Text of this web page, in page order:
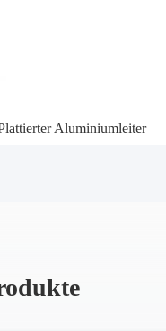
Aluminiumleiter